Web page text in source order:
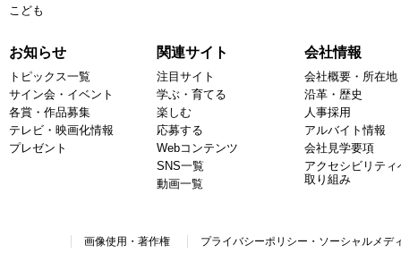
こども
お知らせ
トピックス一覧
サイン会・イベント
各賞・作品募集
テレビ・映画化情報
プレゼント
関連サイト
注目サイト
学ぶ・育てる
楽しむ
応募する
Webコンテンツ
SNS一覧
動画一覧
会社情報
会社概要・所在地
沿革・歴史
人事採用
アルバイト情報
会社見学要項
アクセシビリティ
取り組み
画像使用・著作権 プライバシーポリシー・ソーシャルメデ